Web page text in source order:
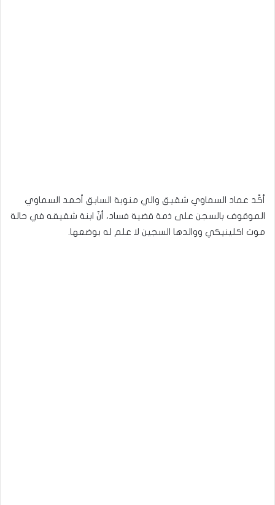
أكّد عماد السماوي شقيق والي منوبة السابق أحمد السماوي
الموقوف بالسجن على ذمة قضية فساد، أنّ ابنة شقيقه في حالة
موت اكلينيكي ووالدها السجين لا علم له بوضعها.